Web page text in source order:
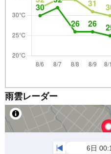
雨雲レーダー